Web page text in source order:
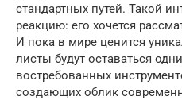
стандартных путей. Такой
реакцию: его хочется
И пока в мире ценится
листы будут оставаться
востребованных
создающих облик